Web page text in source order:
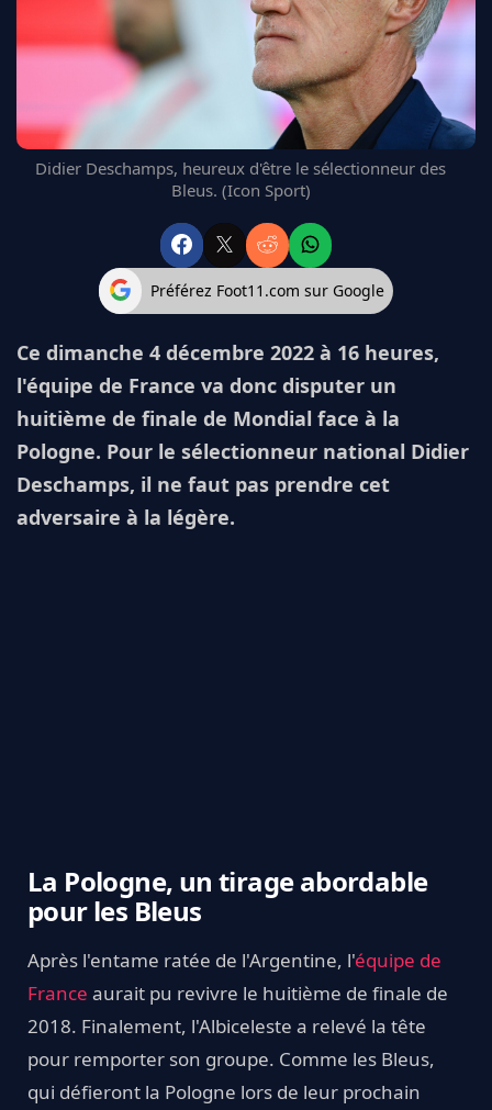
FC BARCELONE
MANCHESTER UNITED
ARSENAL
BAYERN
L'AVIS DE LA RÉDAC'
Didier Deschamps, heureux d'être le sélectionneur des
Bleus. (Icon Sport)
Préférez Foot11.com sur Google
Ce dimanche 4 décembre 2022 à 16 heures,
l'équipe de France va donc disputer un
huitième de finale de Mondial face à la
Pologne. Pour le sélectionneur national Didier
Deschamps, il ne faut pas prendre cet
adversaire à la légère.
La Pologne, un tirage abordable
pour les Bleus
Après l'entame ratée de l'Argentine, l'équipe de
France aurait pu revivre le huitième de finale de
2018. Finalement, l'Albiceleste a relevé la tête
pour remporter son groupe. Comme les Bleus,
qui défieront la Pologne lors de leur prochain